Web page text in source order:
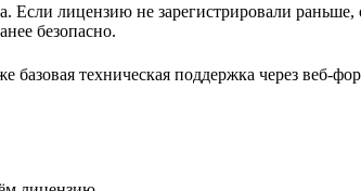
Если лицензию не зарегистрировали
безопасно.
техническая поддержка через веб-